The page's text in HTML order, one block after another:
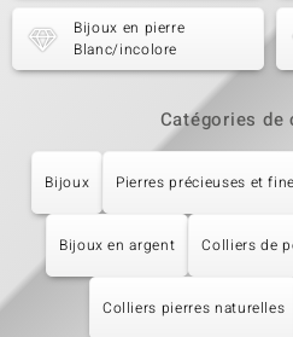
Bijoux en pierre
Blanc/incolore
Catégories
Bijoux Pierres précieuses et
Bijoux en argent Colliers de
Colliers pierres naturelles